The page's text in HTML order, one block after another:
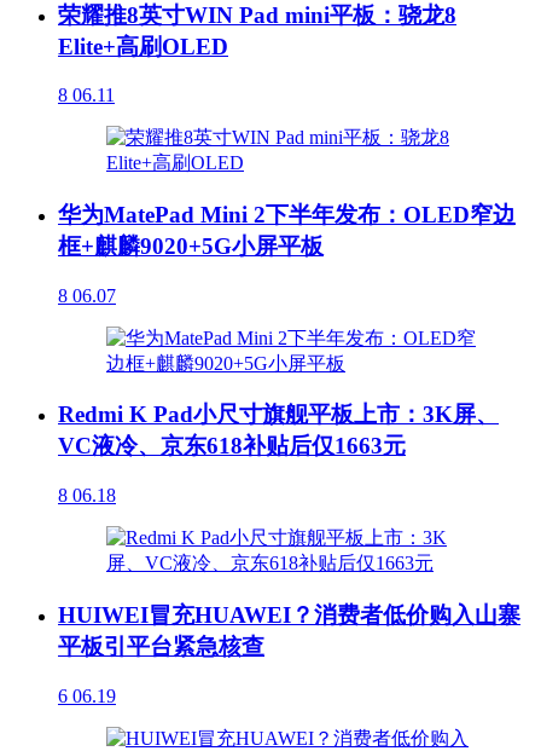
荣耀推8英寸WIN Pad mini平板：骁龙8
Elite+高刷OLED
8 06.11
华为MatePad Mini 2下半年发布：OLED窄边
框+麒麟9020+5G小屏平板
8 06.07
Redmi K Pad小尺寸旗舰平板上市：3K屏、
VC液冷、京东618补贴后仅1663元
8 06.18
HUIWEI冒充HUAWEI？消费者低价购入山寨
平板引平台紧急核查
6 06.19